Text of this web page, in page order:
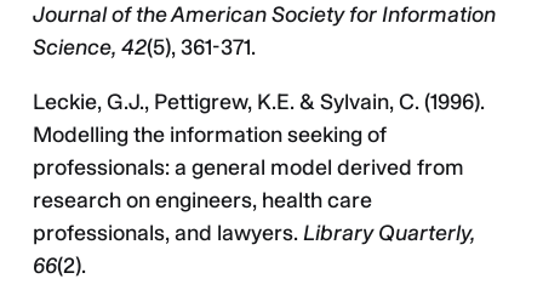
Journal of the American Society for Information
Science, 42(5), 361-371.
Leckie, G.J., Pettigrew, K.E. & Sylvain, C. (1996).
Modelling the information seeking of
professionals: a general model derived from
research on engineers, health care
professionals, and lawyers.Library Quarterly,
66(2).